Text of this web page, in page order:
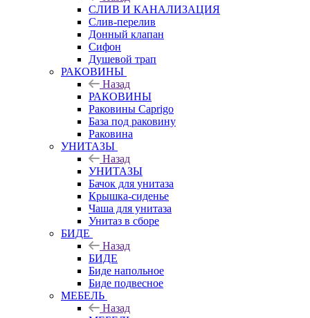
СЛИВ И КАНАЛИЗАЦИЯ
Слив-перелив
Донный клапан
Сифон
Душевой трап
РАКОВИНЫ
Назад
РАКОВИНЫ
Раковины Caprigo
База под раковину
Раковина
УНИТАЗЫ
Назад
УНИТАЗЫ
Бачок для унитаза
Крышка-сиденье
Чаша для унитаза
Унитаз в сборе
БИДЕ
Назад
БИДЕ
Биде напольное
Биде подвесное
МЕБЕЛЬ
Назад